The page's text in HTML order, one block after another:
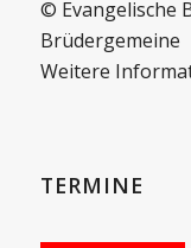
© Evangelische
Brüdergemeine
Weitere
TERMINE